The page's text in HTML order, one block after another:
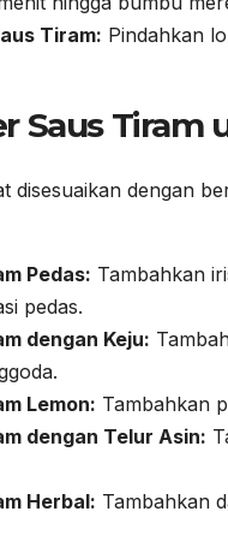
Tiram: Pindahkan
Saus Tiram
disesuaikan dengan
Pedas: Tambahkan
pedas.
dengan Keju:
Lemon: Tambahkan
dengan Telur Asin:
Herbal: Tambahkan